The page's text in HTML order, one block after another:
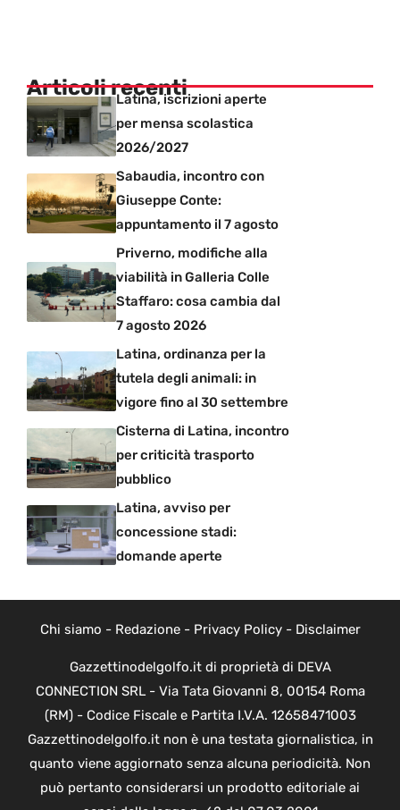
Articoli recentiLatina, iscrizioni aperte
per mensa scolastica
2026/2027
Sabaudia, incontro con
Giuseppe Conte:
appuntamento il 7 agosto
Priverno, modifiche alla
viabilità in Galleria Colle
Staffaro: cosa cambia dal
7 agosto 2026
Latina, ordinanza per la
tutela degli animali: in
vigore fino al 30 settembre
Cisterna di Latina, incontro
per criticità trasporto
pubblico
Latina, avviso per
concessione stadi:
domande aperte
Chi siamo - Redazione- Privacy Policy- Disclaimer
Gazzettinodelgolfo.it di proprietà di DEVA
CONNECTION SRL - Via Tata Giovanni 8, 00154 Roma
(RM) - Codice Fiscale e Partita I.V.A. 12658471003
Gazzettinodelgolfo.it non è una testata giornalistica, in
quanto viene aggiornato senza alcuna periodicità. Non
può pertanto considerarsi un prodotto editoriale ai